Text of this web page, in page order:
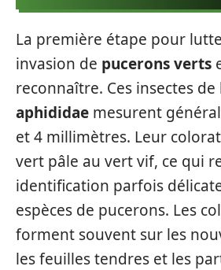
La première étape pour
invasion de pucerons verts
reconnaître. Ces insectes de
aphididae mesurent
et 4 millimètres. Leur
vert pâle au vert vif, ce qui
identification parfois
espèces de pucerons. Les
forment souvent sur les
les feuilles tendres et les